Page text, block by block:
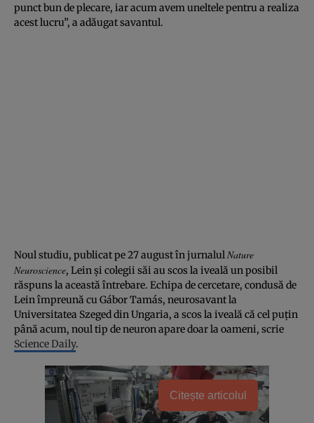
punct bun de plecare, iar acum avem uneltele pentru a realiza
acest lucru”, a adăugat savantul.
Noul studiu, publicat pe 27 august în jurnalulNature
Neuroscience, Lein şi colegii săi au scos la iveală un posibil
răspuns la această întrebare. Echipa de cercetare, condusă de
Lein împreună cu Gábor Tamás, neurosavant la
Universitatea Szeged din Ungaria, a scos la iveală că cel puţin
până acum, noul tip de neuron apare doar la oameni, scrie
Science Daily.
Citește articolul